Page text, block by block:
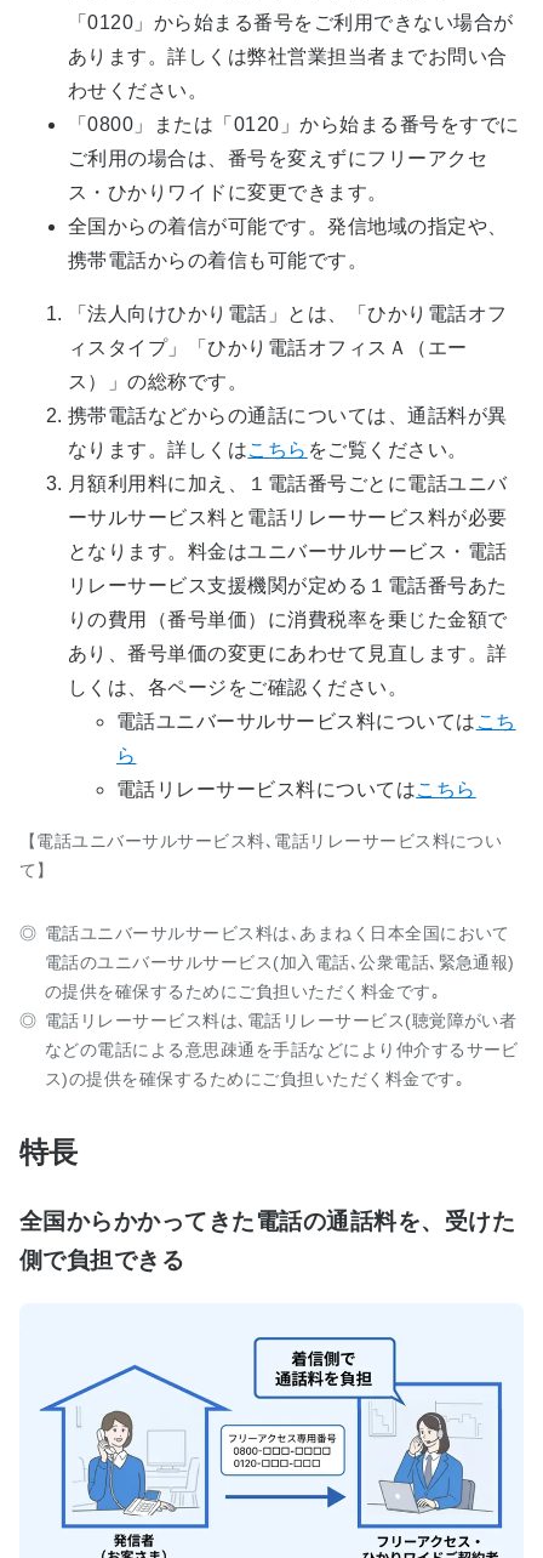
「0120」から始まる番号をご利用できない場合が
あります。詳しくは弊社営業担当者までお問い合
わせください。
「0800」または「0120」から始まる番号をすでに
ご利用の場合は、番号を変えずにフリーアクセ
ス・ひかりワイドに変更できます。
全国からの着信が可能です。発信地域の指定や、
携帯電話からの着信も可能です。
「法人向けひかり電話」とは、「ひかり電話オフ
ィスタイプ」「ひかり電話オフィスＡ（エー
ス）」の総称です。
携帯電話などからの通話については、通話料が異
なります。詳しくはこちら をご覧ください。
月額利用料に加え、１電話番号ごとに電話ユニバ
ーサルサービス料と電話リレーサービス料が必要
となります。料金はユニバーサルサービス・電話
リレーサービス支援機関が定める１電話番号あた
りの費用（番号単価）に消費税率を乗じた金額で
あり、番号単価の変更にあわせて見直します。詳
しくは、各ページをご確認ください。
電話ユニバーサルサービス料については こち
ら
電話リレーサービス料についてはこちら
【電話ユニバーサルサービス料､電話リレーサービス料につい
て】
電話ユニバーサルサービス料は､あまねく日本全国において
電話のユニバーサルサービス(加入電話､公衆電話､緊急通報)
の提供を確保するためにご負担いただく料金です｡
電話リレーサービス料は､電話リレーサービス(聴覚障がい者
などの電話による意思疎通を手話などにより仲介するサービ
ス)の提供を確保するためにご負担いただく料金です｡
特長
全国からかかってきた電話の通話料を、受けた
側で負担できる